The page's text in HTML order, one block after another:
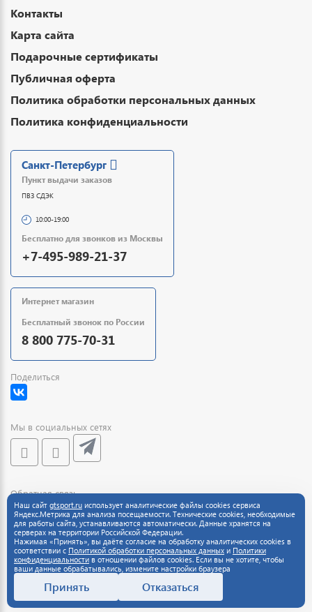
Контакты
Карта сайта
Подарочные сертификаты
Публичная оферта
Политика обработки персональных данных
Политика конфиденциальности
Санкт-Петербург
Пункт выдачи заказов
ПВЗ СДЭК
10:00-19:00
Бесплатно для звонков из Москвы
+7-495-989-21-37
Интернет магазин
Бесплатный звонок по России
8 800 775-70-31
Поделиться
Мы в социальных сетях
Обратная связь
Наш сайт gtsport.ru использует аналитические файлы cookies сервиса
Яндекс.Метрика для анализа посещаемости. Технические cookies, необходимые
для работы сайта, устанавливаются автоматически. Данные хранятся на
серверах на территории Российской Федерации.
Нажимая «Принять», вы даёте согласие на обработку аналитических cookies в
соответствии с Политикой обработки персональных данных и Политики
конфиденциальности в отношении файлов cookies. Если вы не хотите, чтобы
ваши данные обрабатывались, измените настройки браузера
Принять Отказаться